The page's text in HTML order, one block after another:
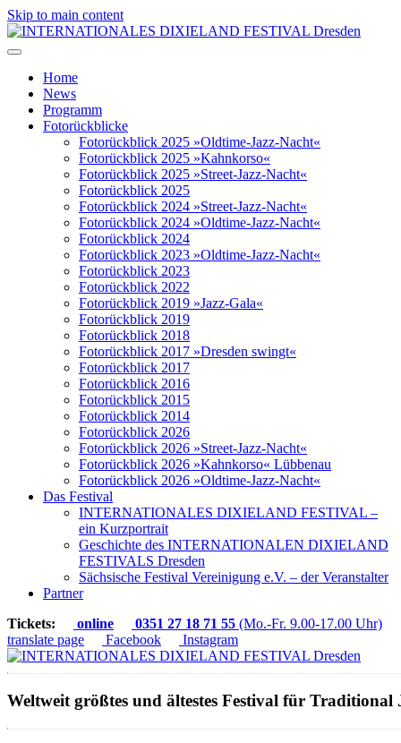
Skip to main content
Home
News
Programm
Fotorückblicke
Fotorückblick 2025 »Oldtime-Jazz-Nacht«
Fotorückblick 2025 »Kahnkorso«
Fotorückblick 2025 »Street-Jazz-Nacht«
Fotorückblick 2025
Fotorückblick 2024 »Street-Jazz-Nacht«
Fotorückblick 2024 »Oldtime-Jazz-Nacht«
Fotorückblick 2024
Fotorückblick 2023 »Oldtime-Jazz-Nacht«
Fotorückblick 2023
Fotorückblick 2022
Fotorückblick 2019 »Jazz-Gala«
Fotorückblick 2019
Fotorückblick 2018
Fotorückblick 2017 »Dresden swingt«
Fotorückblick 2017
Fotorückblick 2016
Fotorückblick 2015
Fotorückblick 2014
Fotorückblick 2026
Fotorückblick 2026 »Street-Jazz-Nacht«
Fotorückblick 2026 »Kahnkorso« Lübbenau
Fotorückblick 2026 »Oldtime-Jazz-Nacht«
Das Festival
INTERNATIONALES DIXIELAND FESTIVAL –
ein Kurzportrait
Geschichte des INTERNATIONALEN DIXIELAND
FESTIVALS Dresden
Sächsische Festival Vereinigung e.V. – der Veranstalter
Partner
Tickets:
online 0351 27 18 71 55 (Mo.-Fr. 9.00-17.00 Uhr)
translate page
Facebook Instagram
Weltweit größtes und ältestes Festival für Traditional